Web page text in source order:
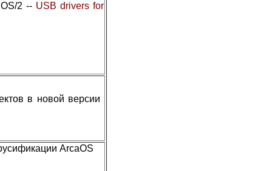
2 -- USB drivers for
в новой версии
ArcaOS